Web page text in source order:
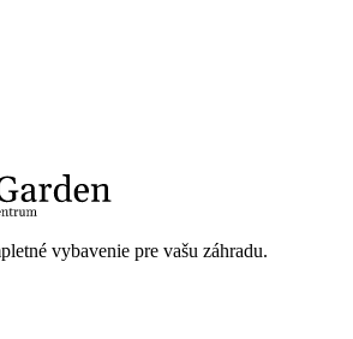
vybavenie pre vašu záhradu.